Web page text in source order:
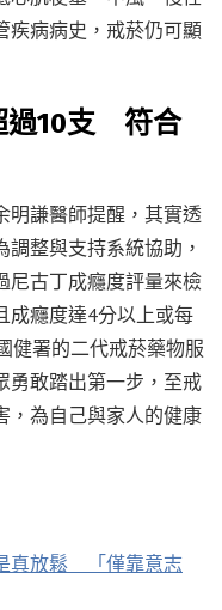
疾病病史，戒菸仍可顯
過10支 符合
明謙醫師提醒，其實透
整與支持系統協助，
尼古丁成癮度評量來檢
成癮度達4分以上或每
健署的二代戒菸藥物服
勇敢踏出第一步，至戒
，為自己與家人的健康
真放鬆 「僅靠意志